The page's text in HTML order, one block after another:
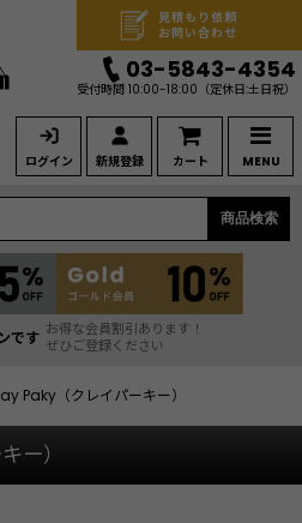
ログイン 新規登録 カート MENU
見積もり依頼
お問い合わせ
03-5843-4354
受付時間 10:00-18:00 （定休日:土日祝）
商品検索
です お得な会員割引あります！
ぜひご登録ください
Paky（クレイパーキー）
ー）